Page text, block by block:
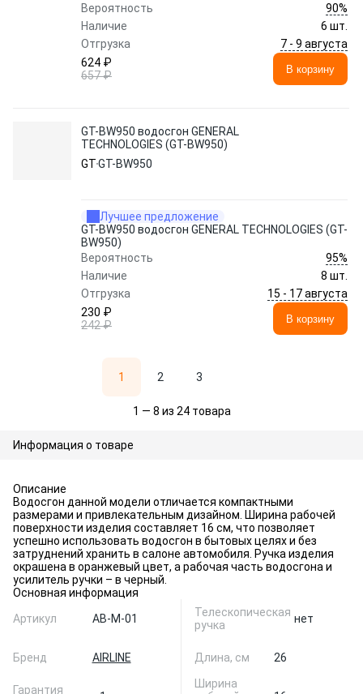
Вероятность
90%
Наличие
6 шт.
Отгрузка
7 - 9 августа
624 ₽
657 ₽
В корзину
GT-BW950 водосгон GENERAL
TECHNOLOGIES (GT-BW950)
GTGT-BW950
Лучшее предложение
GT-BW950 водосгон GENERAL TECHNOLOGIES (GT-
BW950)
Вероятность
95%
Наличие
8 шт.
Отгрузка
15 - 17 августа
230 ₽
242 ₽
В корзину
1 2 3
1 — 8 из 24 товара
Информация о товаре
Описание
Водосгон данной модели отличается компактными
размерами и привлекательным дизайном. Ширина рабочей
поверхности изделия составляет 16 см, что позволяет
успешно использовать водосгон в бытовых целях и без
затруднений хранить в салоне автомобиля. Ручка изделия
окрашена в оранжевый цвет, а рабочая часть водосгона и
усилитель ручки – в черный.
Основная информация
Артикул
AB-M-01
Бренд AIRLINE
Гарантия
Телескопическая
ручка
нет
Длина, см
26
Ширина